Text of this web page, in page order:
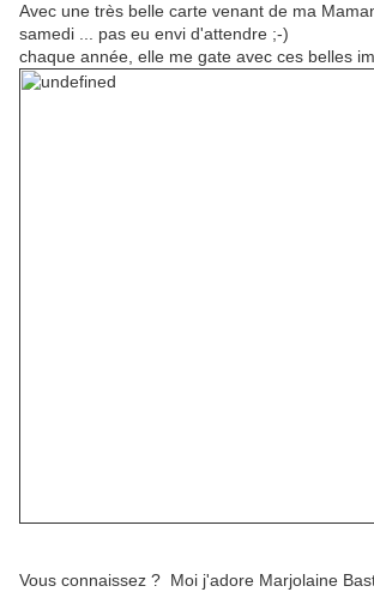
Avec une très belle carte venant de ma
samedi ... pas eu envi d'attendre ;-)
chaque année, elle me gate avec ces belles
Vous connaissez ? Moi j'adore Marjolaine